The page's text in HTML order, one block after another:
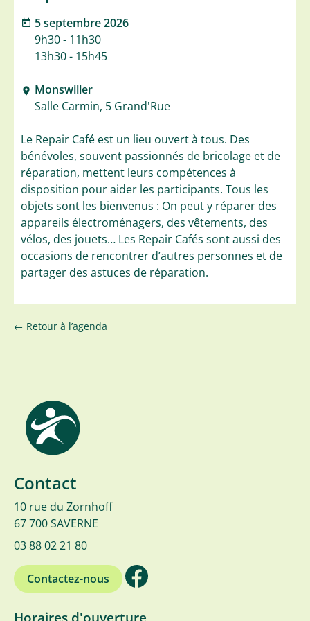
5 septembre 2026
9h30 - 11h30
13h30 - 15h45
Monswiller
Salle Carmin, 5 Grand'Rue
Le Repair Café est un lieu ouvert à tous. Des
bénévoles, souvent passionnés de bricolage et de
réparation, mettent leurs compétences à
disposition pour aider les participants. Tous les
objets sont les bienvenus : On peut y réparer des
appareils électroménagers, des vêtements, des
vélos, des jouets… Les Repair Cafés sont aussi des
occasions de rencontrer d’autres personnes et de
partager des astuces de réparation.
← Retour à l’agenda
Contact
10 rue du Zornhoff
67 700 SAVERNE
03 88 02 21 80
Contactez-nous
Horaires d'ouverture